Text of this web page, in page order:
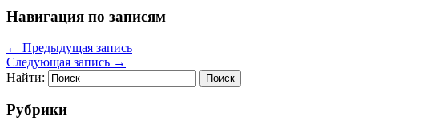
Навигация по записям
← Предыдущая запись
Следующая запись →
Найти:
Рубрики